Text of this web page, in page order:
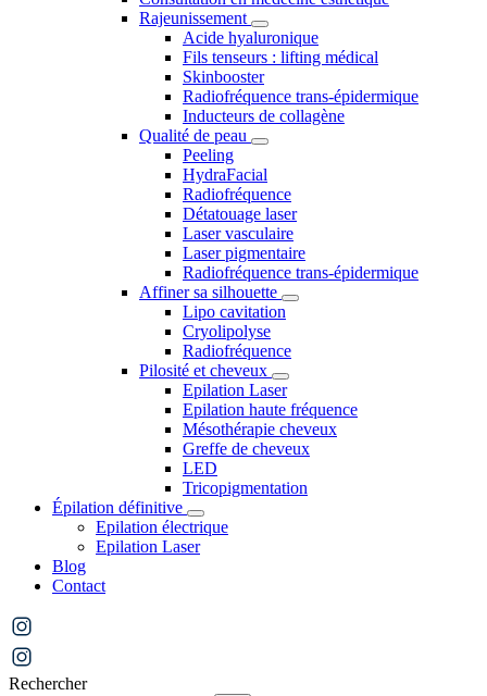
Rajeunissement
Acide hyaluronique
Fils tenseurs : lifting médical
Skinbooster
Radiofréquence trans-épidermique
Inducteurs de collagène
Qualité de peau
Peeling
HydraFacial
Radiofréquence
Détatouage laser
Laser vasculaire
Laser pigmentaire
Radiofréquence trans-épidermique
Affiner sa silhouette
Lipo cavitation
Cryolipolyse
Radiofréquence
Pilosité et cheveux
Epilation Laser
Epilation haute fréquence
Mésothérapie cheveux
Greffe de cheveux
LED
Tricopigmentation
Épilation définitive
Epilation électrique
Epilation Laser
Blog
Contact
Rechercher